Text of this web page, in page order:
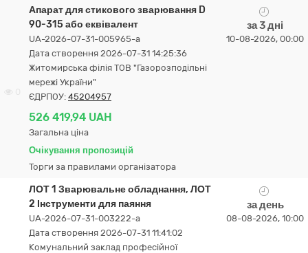
Апарат для стикового зварювання D
90-315 або еквівалент
UA-2026-07-31-005965-a
Дата створення 2026-07-31 14:25:36
Житомирська філія ТОВ "Газорозподільні
мережі України"
ЄДРПОУ: 45204957
526 419,94 UAH
Загальна ціна
Очікування пропозицій
Торги за правилами організатора
за 3 дні
10-08-2026, 00:00
ЛОТ 1 Зварювальне обладнання, ЛОТ
2 Інструменти для паяння
UA-2026-07-31-003222-a
Дата створення 2026-07-31 11:41:02
Комунальний заклад професійної
за день
08-08-2026, 10:00